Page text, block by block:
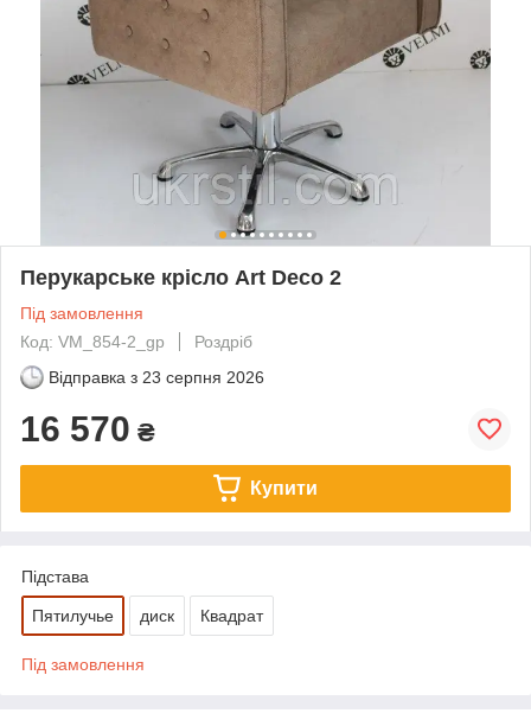
Перукарське крісло Art Deco 2
Під замовлення
Код: VM_854-2_gp
Роздріб
Відправка з 23 серпня 2026
16 570 ₴
Купити
Підстава
Пятилучье диск Квадрат
Під замовлення